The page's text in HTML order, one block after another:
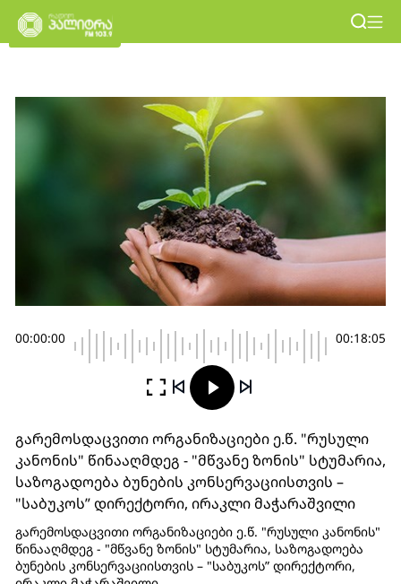
00:00:00 00:18:05
გარემოსდაცვითი ორგანიზაციები ე.წ. "რუსული
კანონის" წინააღმდეგ - "მწვანე ზონის" სტუმარია,
საზოგადოება ბუნების კონსერვაციისთვის –
"საბუკოს” დირექტორი, ირაკლი მაჭარაშვილი
გარემოსდაცვითი ორგანიზაციები ე.წ. "რუსული კანონის"
წინააღმდეგ - "მწვანე ზონის" სტუმარია, საზოგადოება
ბუნების კონსერვაციისთვის – "საბუკოს” დირექტორი,